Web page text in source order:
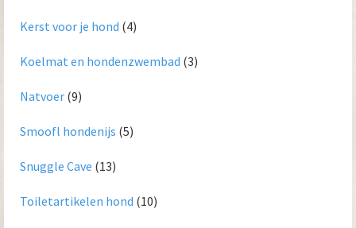
Kerst voor je hond (4)
Koelmat en hondenzwembad (3)
Natvoer (9)
Smoofl hondenijs (5)
Snuggle Cave (13)
Toiletartikelen hond (10)